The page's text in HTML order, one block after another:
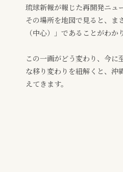
琉球新報が報じた再開発ニュー
その場所を地図で見ると、ま
（中心）」であることがわか
この一画がどう変わり、今に
な移り変わりを紐解くと、沖
えてきます。